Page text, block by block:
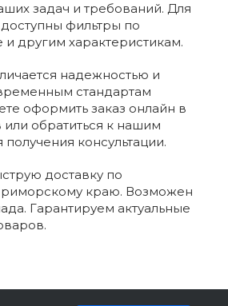
задач и требований. Для
фильтры по
другим характеристикам.
надежностью и
стандартам
оформить заказ онлайн в
или обратиться к нашим
консультации.
доставку по
краю. Возможен
Гарантируем актуальные